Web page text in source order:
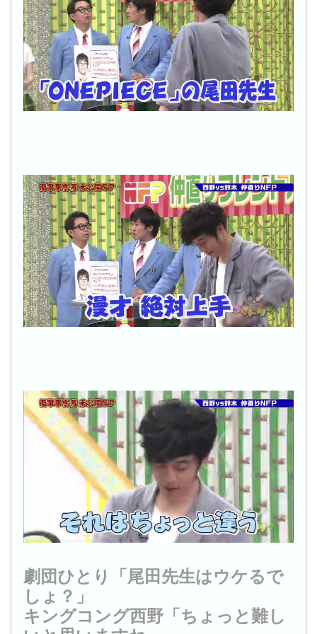
劇団ひとり「尾田先生はウケるで
しょ？」
キングコング西野「ちょっと難し